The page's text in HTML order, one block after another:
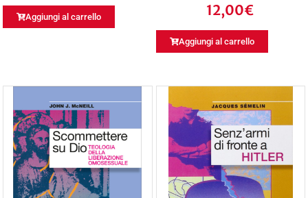
Aggiungi al carrello 12,00€
Aggiungi al carrello